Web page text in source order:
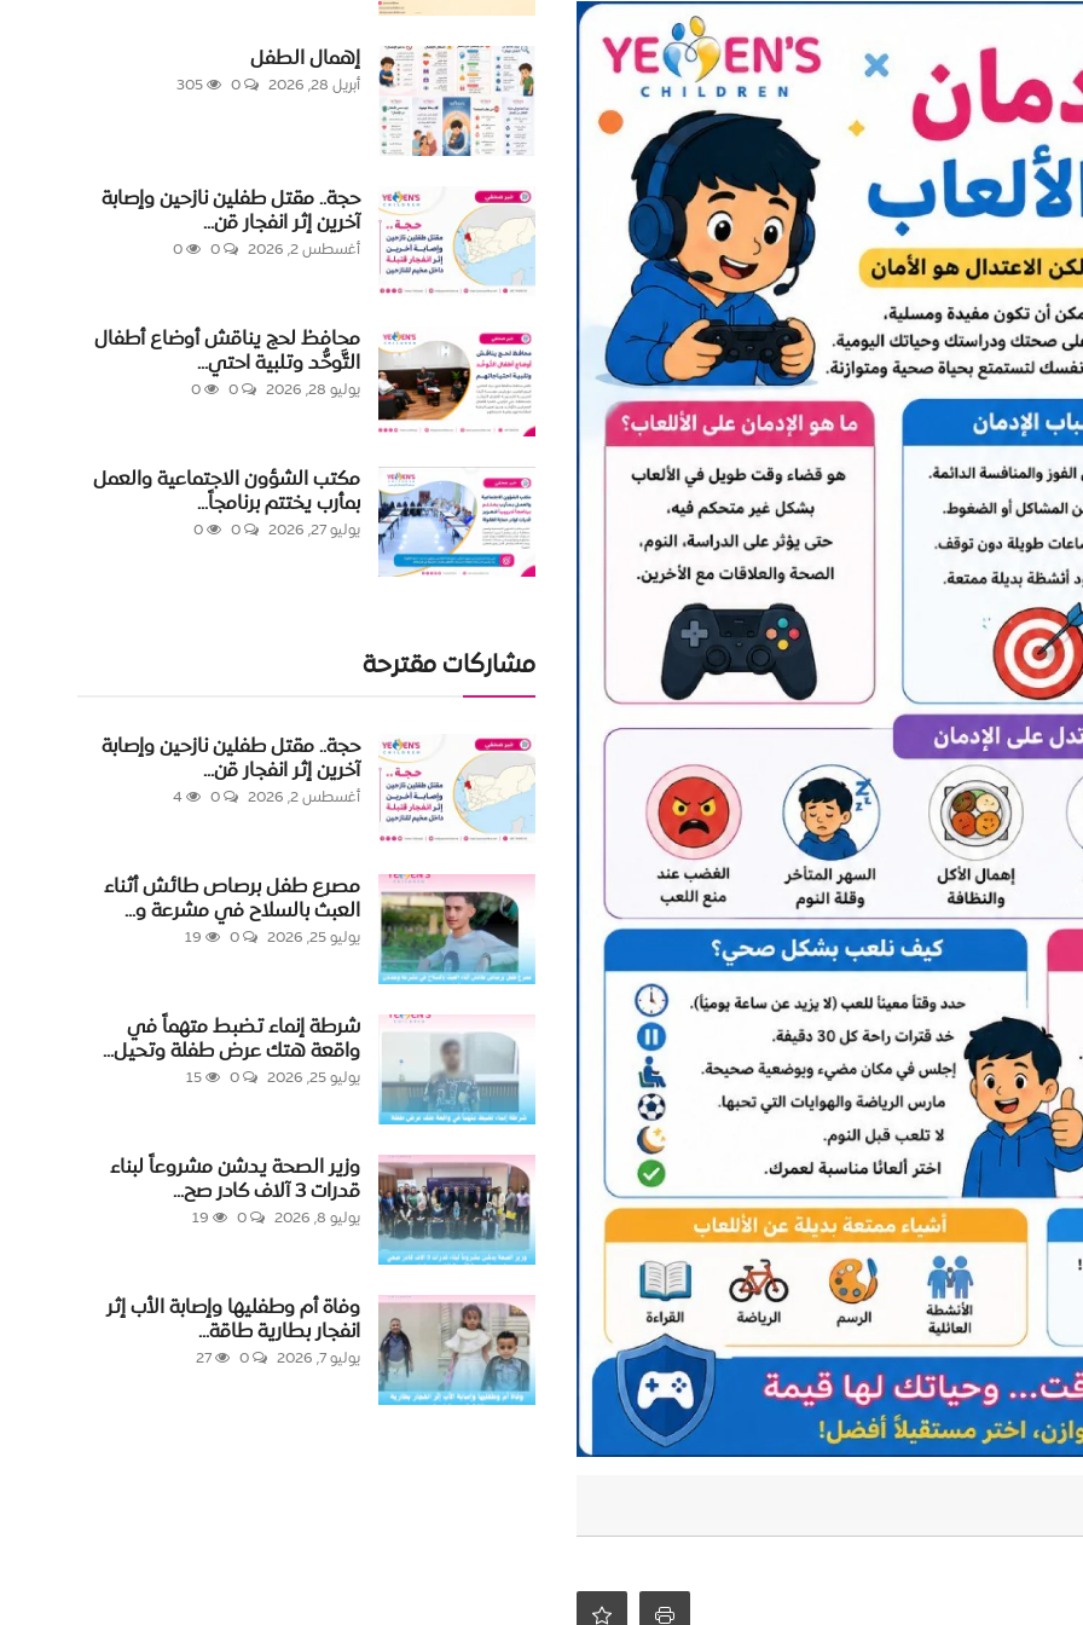
شمسية في تعز
الطفل بالضالع
داخل مخيم للنازحين
إهمال الطفل
أبريل 28, 2026 0
305
حجة.. مقتل طفلين نازحين وإصابة
آخرين إثر انفجار قن...
أغسطس 2, 2026 0
0
محافظ لحج يناقش أوضاع أطفال
التَّوحُّد وتلبية احتي...
يوليو 28, 2026 0
0
مكتب الشؤون الاجتماعية والعمل
بمأرب يختتم برنامجاً...
يوليو 27, 2026 0
0
مشاركات مقترحة
حجة.. مقتل طفلين نازحين وإصابة
آخرين إثر انفجار قن...
أغسطس 2, 2026 0
4
مصرع طفل برصاص طائش أثناء
العبث بالسلاح في مشرعة و...
يوليو 25, 2026 0
19
شرطة إنماء تضبط متهماً في
واقعة هتك عرض طفلة وتحيل...
يوليو 25, 2026 0
15
وزير الصحة يدشن مشروعاً لبناء
قدرات 3 آلاف كادر صح...
يوليو 8, 2026 0
19
وفاة أم وطفليها وإصابة الأب إثر
انفجار بطارية طاقة...
يوليو 7, 2026 0
27